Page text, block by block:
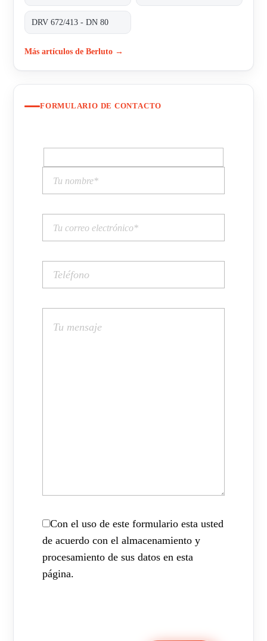
DRV 672/413 - DN 80
Más artículos de Berluto →
FORMULARIO DE CONTACTO
Con el uso de este formulario esta usted
de acuerdo con el almacenamiento y
procesamiento de sus datos en esta
página.